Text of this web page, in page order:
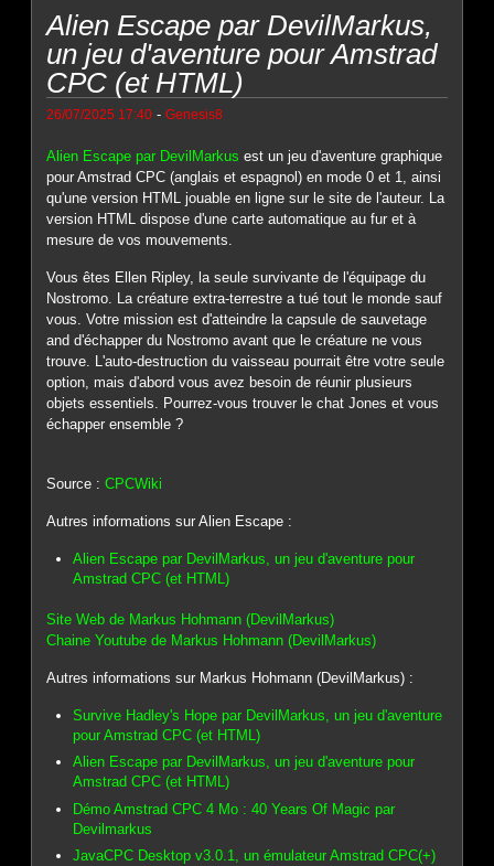
Alien Escape par DevilMarkus,
un jeu d'aventure pour Amstrad
CPC (et HTML)
26/07/2025 17:40 -Genesis8
Alien Escape par DevilMarkus est un jeu d'aventure graphique
pour Amstrad CPC (anglais et espagnol) en mode 0 et 1, ainsi
qu'une version HTML jouable en ligne sur le site de l'auteur. La
version HTML dispose d'une carte automatique au fur et à
mesure de vos mouvements.
Vous êtes Ellen Ripley, la seule survivante de l'équipage du
Nostromo. La créature extra-terrestre a tué tout le monde sauf
vous. Votre mission est d'atteindre la capsule de sauvetage
and d'échapper du Nostromo avant que le créature ne vous
trouve. L'auto-destruction du vaisseau pourrait être votre seule
option, mais d'abord vous avez besoin de réunir plusieurs
objets essentiels. Pourrez-vous trouver le chat Jones et vous
échapper ensemble ?
Source :CPCWiki
Autres informations sur Alien Escape :
Alien Escape par DevilMarkus, un jeu d'aventure pour
Amstrad CPC (et HTML)
Site Web de Markus Hohmann (DevilMarkus)
Chaine Youtube de Markus Hohmann (DevilMarkus)
Autres informations sur Markus Hohmann (DevilMarkus) :
Survive Hadley's Hope par DevilMarkus, un jeu d'aventure
pour Amstrad CPC (et HTML)
Alien Escape par DevilMarkus, un jeu d'aventure pour
Amstrad CPC (et HTML)
Démo Amstrad CPC 4 Mo : 40 Years Of Magic par
Devilmarkus
JavaCPC Desktop v3.0.1, un émulateur Amstrad CPC(+)